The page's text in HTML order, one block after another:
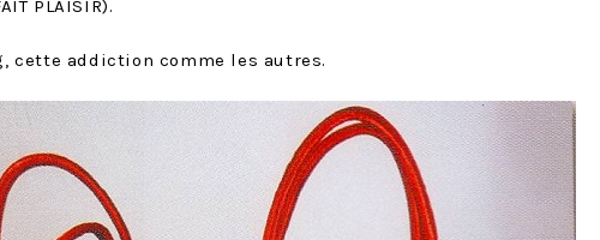
PLAISIR).
cette addiction comme les autres.